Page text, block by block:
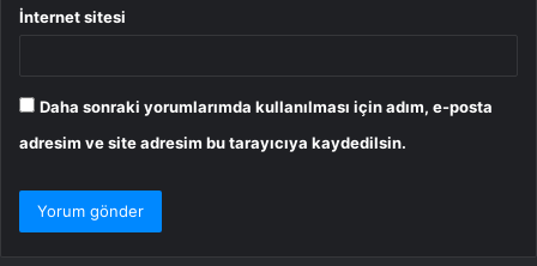
İnternet sitesi
Daha sonraki yorumlarımda kullanılması için adım, e-posta
adresim ve site adresim bu tarayıcıya kaydedilsin.